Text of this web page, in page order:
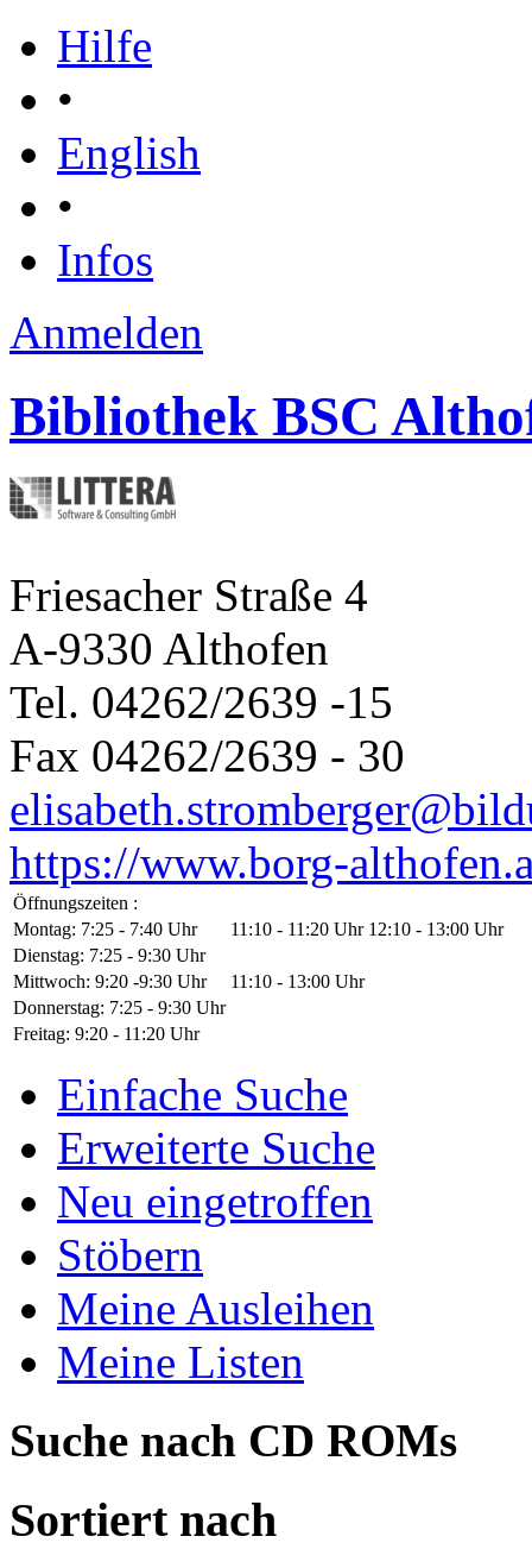
Hilfe
•
English
•
Infos
Anmelden
Bibliothek BSC
Friesacher Straße 4
A-9330 Althofen
Tel. 04262/2639 -15
Fax 04262/2639 - 30
https://www.borg-
Öffnungszeiten :
Montag: 7:25 - 7:40 Uhr
11:10 - 11:20 Uhr 12:10 - 13:00 Uhr
Dienstag: 7:25 - 9:30 Uhr
Mittwoch: 9:20 -9:30 Uhr
11:10 - 13:00 Uhr
Donnerstag: 7:25 - 9:30 Uhr
Freitag: 9:20 - 11:20 Uhr
Einfache Suche
Erweiterte Suche
Neu eingetroffen
Stöbern
Meine Ausleihen
Meine Listen
Suche nach CD ROMs
Sortiert nach